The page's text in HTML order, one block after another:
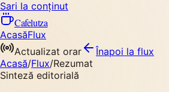
Sari la conținut
Cafelutza
AcasăFlux
Actualizat orar
Înapoi la flux
Acasă/Flux/Rezumat
Sinteză editorială